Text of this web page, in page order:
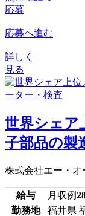
応募
応募へ進む
詳しく
見る
世界シェア
子部品の製
株式会社エー・オ
給与 月収例
勤務地
福井県